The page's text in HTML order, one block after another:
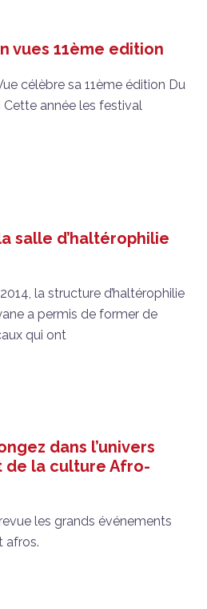
vues 11ème edition
célèbre sa 11ème édition Du
année les festival
salle d’haltérophilie
la structure d’haltérophilie
a permis de former de
qui ont
dans l’univers
de la culture Afro-
revue les grands événements
afros.